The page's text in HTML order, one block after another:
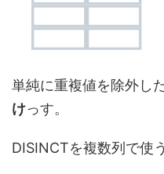
単純に重複値を除外し
けっす。
DISINCTを複数列で使